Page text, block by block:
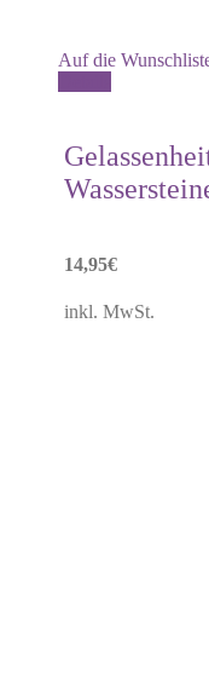
Auf die
14,95€
inkl. MwSt.